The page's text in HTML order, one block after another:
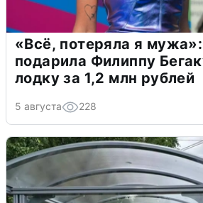
«Всё, потеряла я
подарила Филиппу
лодку за 1,2 млн рублей
5 августа 228